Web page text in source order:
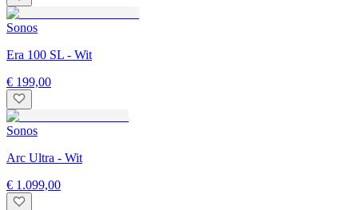
Sonos
Era 100 SL - Wit
€ 199,00
Sonos
Arc Ultra - Wit
€ 1.099,00